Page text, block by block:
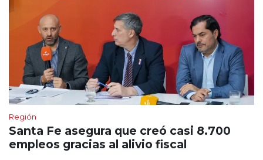
Región
Santa Fe asegura que creó casi 8.700
empleos gracias al alivio fiscal